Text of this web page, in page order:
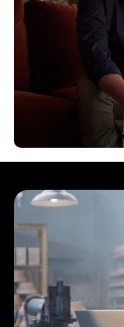
Kommer snart
Kommer snart